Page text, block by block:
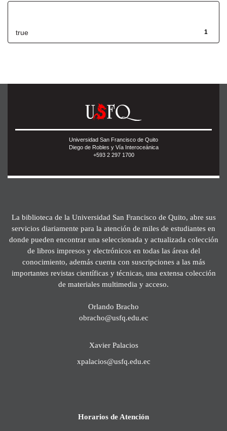
1
true
Universidad San Francisco de Quito
Diego de Robles y Vía Interoceánica
+593 2 297 1700
La biblioteca de la Universidad San Francisco de Quito, abre sus
servicios diariamente para la atención de miles de estudiantes en
donde pueden encontrar una seleccionada y actualizada colección
de libros impresos y electrónicos en todas las áreas del
conocimiento, además cuenta con suscripciones a las más
importantes revistas científicas y técnicas, una extensa colección
de materiales multimedia y acceso.
Orlando Bracho
obracho@usfq.edu.ec
Xavier Palacios
xpalacios@usfq.edu.ec
Horarios de Atención